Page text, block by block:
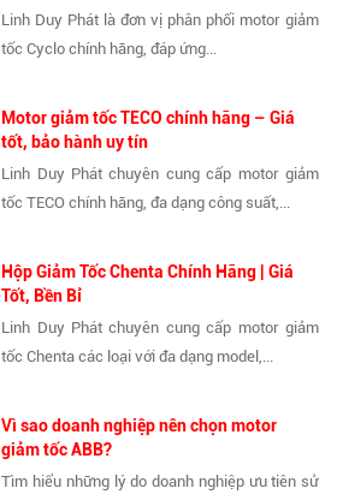
Linh Duy Phát là đơn vị phân phối motor giảm
tốc Cyclo chính hãng, đáp ứng...
Motor giảm tốc TECO chính hãng – Giá
tốt, bảo hành uy tín
Linh Duy Phát chuyên cung cấp motor giảm
tốc TECO chính hãng, đa dạng công suất,...
Hộp Giảm Tốc Chenta Chính Hãng | Giá
Tốt, Bền Bỉ
Linh Duy Phát chuyên cung cấp motor giảm
tốc Chenta các loại với đa dạng model,...
Vì sao doanh nghiệp nên chọn motor
giảm tốc ABB?
Tìm hiểu những lý do doanh nghiệp ưu tiên sử